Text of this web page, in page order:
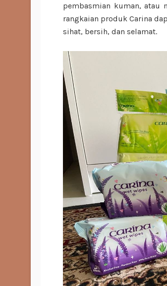
pembasmian kuman, atau
rangkaian produk Carina
sihat, bersih, dan selamat.